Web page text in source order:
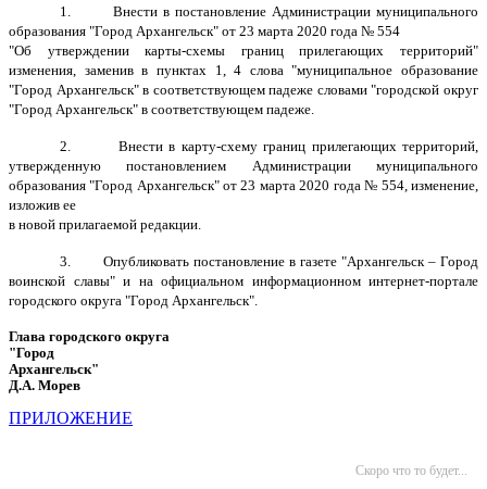
1.
Внести в постановление Администрации муниципального
образования "Город Архангельск" от 23 марта 2020 года № 554
"Об утверждении карты-схемы границ прилегающих территорий"
изменения, заменив в пунктах 1, 4 слова "муниципальное образование
"Город Архангельск" в соответствующем падеже словами "городской округ
"Город Архангельск" в соответствующем падеже.
2.
Внести в карту-схему границ прилегающих территорий,
утвержденную постановлением Администрации муниципального
образования "Город Архангельск" от 23 марта 2020 года № 554, изменение,
изложив ее
в новой прилагаемой редакции.
3.
Опубликовать постановление в газете "Архангельск – Город
воинской славы" и на официальном информационном интернет-портале
городского округа "Город Архангельск".
Глава городского округа
"Город
Архангельск"
Д.А. Морев
ПРИЛОЖЕНИЕ
Скоро что то будет...